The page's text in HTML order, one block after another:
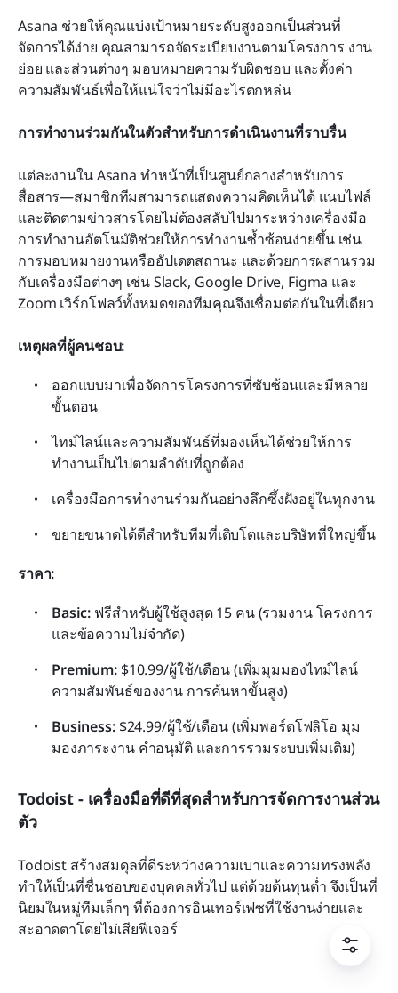
Asana ช่วยให้คุณแบ่งเป้าหมายระดับสูงออกเป็นส่วนที่
จัดการได้ง่าย คุณสามารถจัดระเบียบงานตามโครงการ งาน
ย่อย และส่วนต่างๆ มอบหมายความรับผิดชอบ และตั้งค่า
ความสัมพันธ์เพื่อให้แน่ใจว่าไม่มีอะไรตกหล่น
การทำงานร่วมกันในตัวสำหรับการดำเนินงานที่ราบรื่น
แต่ละงานใน Asana ทำหน้าที่เป็นศูนย์กลางสำหรับการ
สื่อสาร—สมาชิกทีมสามารถแสดงความคิดเห็นได้ แนบไฟล์
และติดตามข่าวสารโดยไม่ต้องสลับไปมาระหว่างเครื่องมือ
การทำงานอัตโนมัติช่วยให้การทำงานซ้ำซ้อนง่ายขึ้น เช่น
การมอบหมายงานหรืออัปเดตสถานะ และด้วยการผสานรวม
กับเครื่องมือต่างๆ เช่น Slack, Google Drive, Figma และ
Zoom เวิร์กโฟลว์ทั้งหมดของทีมคุณจึงเชื่อมต่อกันในที่เดียว
เหตุผลที่ผู้คนชอบ:
ออกแบบมาเพื่อจัดการโครงการที่ซับซ้อนและมีหลาย
ขั้นตอน
ไทม์ไลน์และความสัมพันธ์ที่มองเห็นได้ช่วยให้การ
ทำงานเป็นไปตามลำดับที่ถูกต้อง
เครื่องมือการทำงานร่วมกันอย่างลึกซึ้งฝังอยู่ในทุกงาน
ขยายขนาดได้ดีสำหรับทีมที่เติบโตและบริษัทที่ใหญ่ขึ้น
ราคา:
Basic: ฟรีสำหรับผู้ใช้สูงสุด 15 คน (รวมงาน โครงการ
และข้อความไม่จำกัด)
Premium: $10.99/ผู้ใช้/เดือน (เพิ่มมุมมองไทม์ไลน์
ความสัมพันธ์ของงาน การค้นหาขั้นสูง)
Business: $24.99/ผู้ใช้/เดือน (เพิ่มพอร์ตโฟลิโอ มุม
มองภาระงาน คำอนุมัติ และการรวมระบบเพิ่มเติม)
Todoist - เครื่องมือที่ดีที่สุดสำหรับการจัดการงานส่วน
ตัว
Todoist สร้างสมดุลที่ดีระหว่างความเบาและความทรงพลัง
ทำให้เป็นที่ชื่นชอบของบุคคลทั่วไป แต่ด้วยต้นทุนต่ำ จึงเป็นที่
นิยมในหมู่ทีมเล็กๆ ที่ต้องการอินเทอร์เฟซที่ใช้งานง่ายและ
สะอาดตาโดยไม่เสียฟีเจอร์